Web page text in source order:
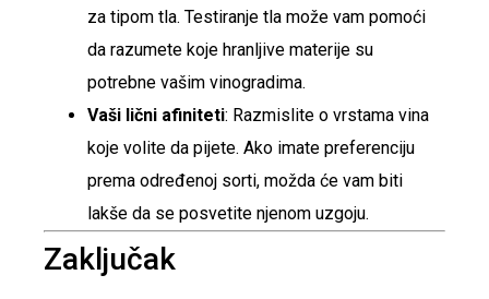
za tipom tla. Testiranje tla može vam pomoći
da razumete koje hranljive materije su
potrebne vašim vinogradima.
Vaši lični afiniteti: Razmislite o vrstama vina
koje volite da pijete. Ako imate preferenciju
prema određenoj sorti, možda će vam biti
lakše da se posvetite njenom uzgoju.
Zaključak